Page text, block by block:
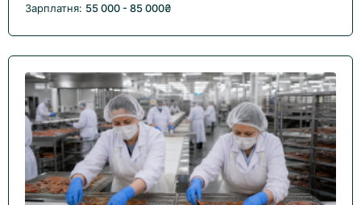
Зарплатня: 55 000 - 85 000₴